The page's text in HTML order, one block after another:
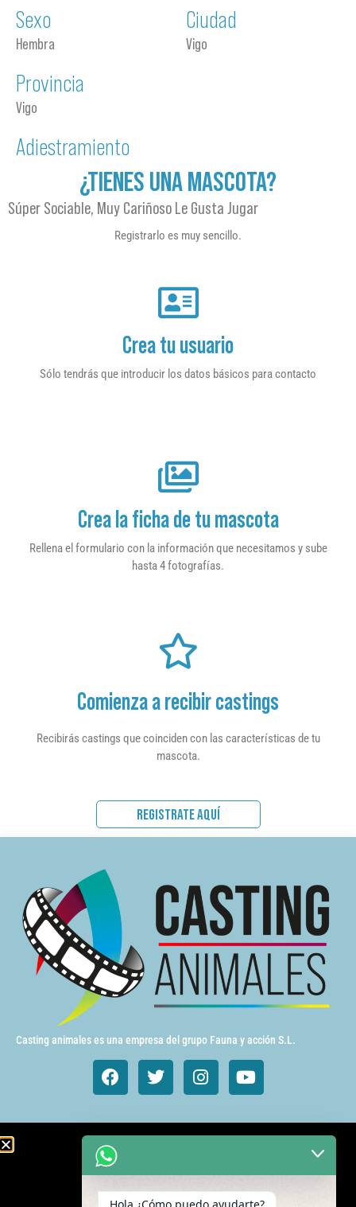
Sexo
Hembra
Ciudad
Vigo
Provincia
Vigo
Adiestramiento
¿TIENES UNA MASCOTA?
Súper Sociable, Muy Cariñoso Le Gusta Jugar
Registrarlo es muy sencillo.
Crea tu usuario
Sólo tendrás que introducir los datos básicos para contacto
Crea la ficha de tu mascota
Rellena el formulario con la información que necesitamos y sube
hasta 4 fotografías.
Comienza a recibir castings
Recibirás castings que coinciden con las características de tu
mascota.
REGISTRATE AQUÍ
Casting animales es una empresa del grupo Fauna y acción S.L.
Animales de cine y TV